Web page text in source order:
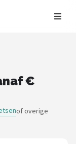
€
of overige